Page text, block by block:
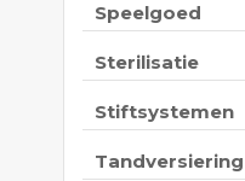
Speelgoed
Sterilisatie
Stiftsystemen
Tandversiering